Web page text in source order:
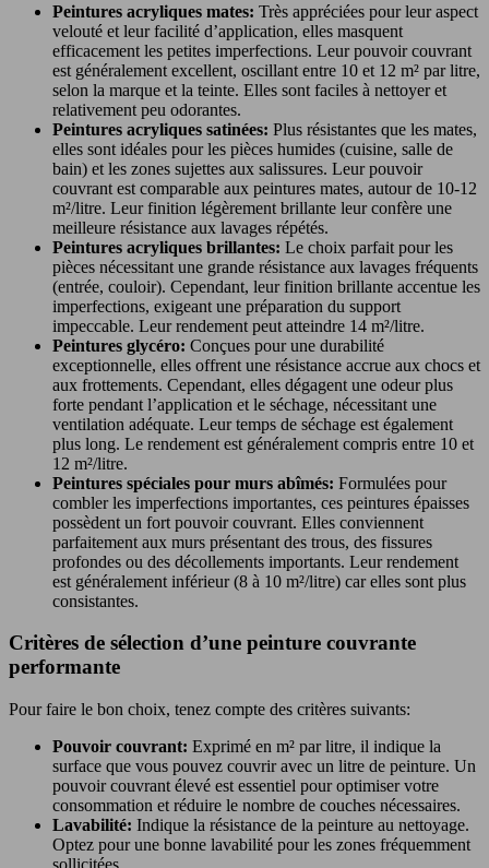
Peintures acryliques mates: Très appréciées pour leur aspect
velouté et leur facilité d’application, elles masquent
efficacement les petites imperfections. Leur pouvoir couvrant
est généralement excellent, oscillant entre 10 et 12 m² par litre,
selon la marque et la teinte. Elles sont faciles à nettoyer et
relativement peu odorantes.
Peintures acryliques satinées: Plus résistantes que les mates,
elles sont idéales pour les pièces humides (cuisine, salle de
bain) et les zones sujettes aux salissures. Leur pouvoir
couvrant est comparable aux peintures mates, autour de 10-12
m²/litre. Leur finition légèrement brillante leur confère une
meilleure résistance aux lavages répétés.
Peintures acryliques brillantes: Le choix parfait pour les
pièces nécessitant une grande résistance aux lavages fréquents
(entrée, couloir). Cependant, leur finition brillante accentue les
imperfections, exigeant une préparation du support
impeccable. Leur rendement peut atteindre 14 m²/litre.
Peintures glycéro: Conçues pour une durabilité
exceptionnelle, elles offrent une résistance accrue aux chocs et
aux frottements. Cependant, elles dégagent une odeur plus
forte pendant l’application et le séchage, nécessitant une
ventilation adéquate. Leur temps de séchage est également
plus long. Le rendement est généralement compris entre 10 et
12 m²/litre.
Peintures spéciales pour murs abîmés: Formulées pour
combler les imperfections importantes, ces peintures épaisses
possèdent un fort pouvoir couvrant. Elles conviennent
parfaitement aux murs présentant des trous, des fissures
profondes ou des décollements importants. Leur rendement
est généralement inférieur (8 à 10 m²/litre) car elles sont plus
consistantes.
Critères de sélection d’une peinture couvrante
performante
Pour faire le bon choix, tenez compte des critères suivants:
Pouvoir couvrant: Exprimé en m² par litre, il indique la
surface que vous pouvez couvrir avec un litre de peinture. Un
pouvoir couvrant élevé est essentiel pour optimiser votre
consommation et réduire le nombre de couches nécessaires.
Lavabilité: Indique la résistance de la peinture au nettoyage.
Optez pour une bonne lavabilité pour les zones fréquemment
sollicitées.